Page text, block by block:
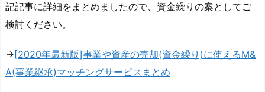
記記事に詳細をまとめましたので、資金繰りの案としてご
検討ください。
→ [2020年最新版]事業や資産の売却(資金繰り)に使えるM&
A(事業継承)マッチングサービスまとめ